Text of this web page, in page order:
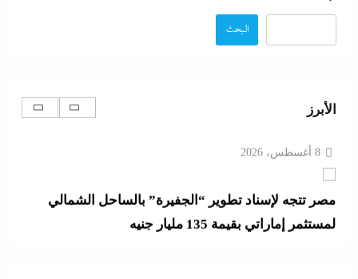
البحث
الأبرز
بترقب أمريكي إسرائيلى
مصر تتجه لإسناد تطوير “الجفيرة” بالساحل الشمالي
لمستثمر إماراتي بقيمة 135 مليار جنيه
8 أغسطس، 2026